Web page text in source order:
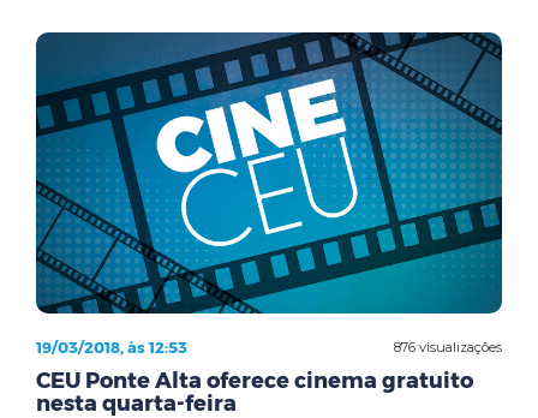
876 visualizações
19/03/2018, às 12:53
CEU Ponte Alta oferece cinema gratuito
nesta quarta-feira